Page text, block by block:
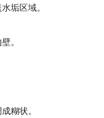
垢区域。
。
糊状。